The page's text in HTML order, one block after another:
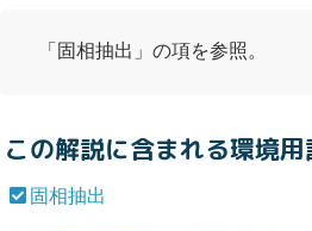
「 固相抽出 」の項を参照。
この解説に含まれる環境用
固相抽出